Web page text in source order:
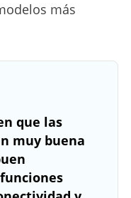
más
que las
muy buena